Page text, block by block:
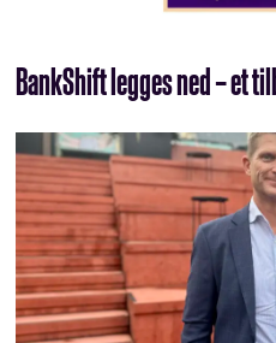
BankShift legges ned – et